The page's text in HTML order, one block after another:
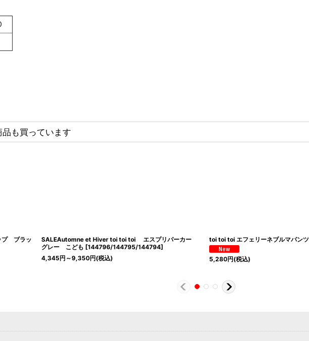
も買っています
プ ブラッ
SALEAutomne et Hiver toi toi toi エスプリパーカー
グレー こども [144796/144795/144794]
4,345円 ～9,350円(税込)
toi toi toi エフェリーネブルマパンツ
5,280円(税込)